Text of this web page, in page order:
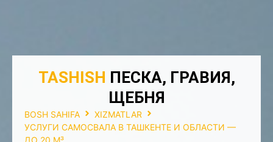
TASHISH ПЕСКА, ГРАВИЯ,
ЩЕБНЯ
BOSH SAHIFA
XIZMATLAR
УСЛУГИ САМОСВАЛА В ТАШКЕНТЕ И ОБЛАСТИ —